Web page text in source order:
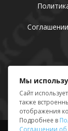
Мы
Сайт
также
отображения
Подробнее в
Соглашении об